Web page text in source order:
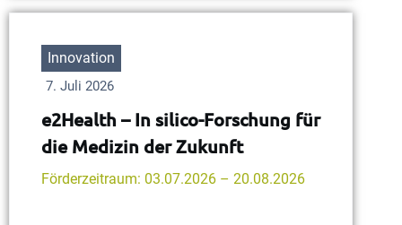
Innovation
7. Juli 2026
e2Health – In silico-Forschung für
die Medizin der Zukunft
Förderzeitraum: 03.07.2026 – 20.08.2026